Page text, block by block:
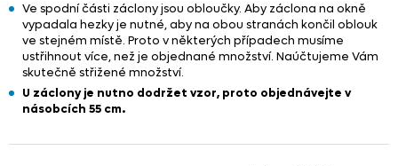
Ve spodní části záclony jsou obloučky. Aby záclona na okně
vypadala hezky je nutné, aby na obou stranách končil oblouk
ve stejném místě. Proto v některých případech musíme
ustřihnout více, než je objednané množství. Naúčtujeme Vám
skutečně střižené množství.
U záclony je nutno dodržet vzor, proto objednávejte v
násobcích 55 cm.